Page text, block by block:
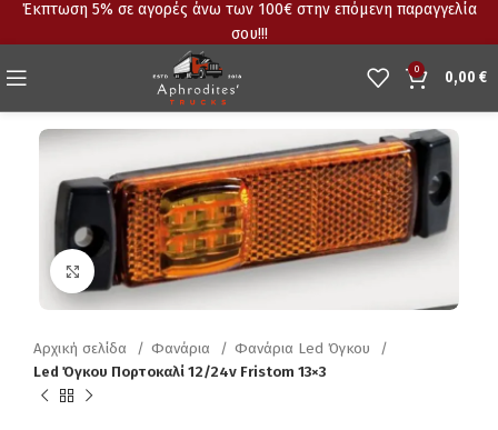
Έκπτωση 5% σε αγορές άνω των 100€ στην επόμενη παραγγελία
σου!!!
0 0,00 €
Click to enlarge
Αρχική σελίδα Φανάρια
Φανάρια Led Όγκου
Led Όγκου Πορτοκαλί 12/24v Fristom 13×3